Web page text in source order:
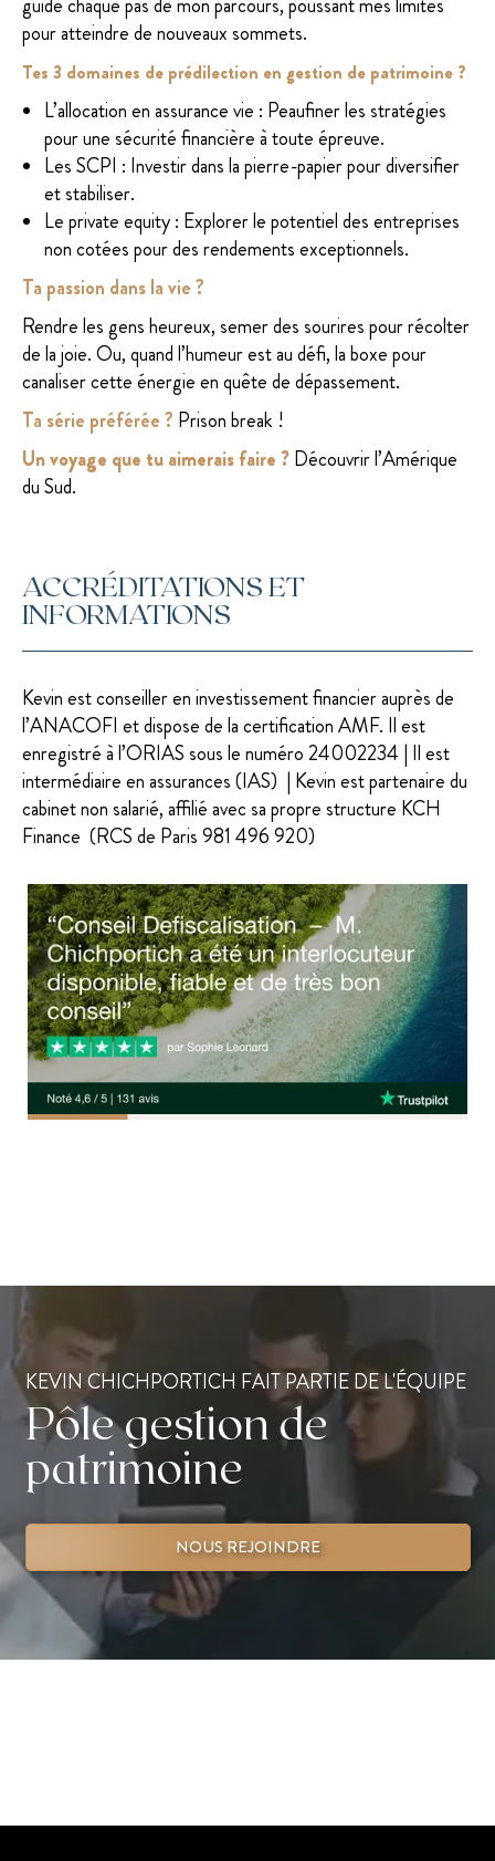
pour atteindre de nouveaux sommets.
Tes 3 domaines de prédilection en gestion de patrimoine ?
L’allocation en assurance vie : Peaufiner les stratégies
pour une sécurité financière à toute épreuve.
Les SCPI : Investir dans la pierre-papier pour diversifier
et stabiliser.
Le private equity : Explorer le potentiel des entreprises
non cotées pour des rendements exceptionnels.
Ta passion dans la vie ?
Rendre les gens heureux, semer des sourires pour récolter
de la joie. Ou, quand l’humeur est au défi, la boxe pour
canaliser cette énergie en quête de dépassement.
Ta série préférée ? Prison break !
Un voyage que tu aimerais faire ?Découvrir l’Amérique
du Sud.
ACCRÉDITATIONS ET
INFORMATIONS
Kevin est conseiller en investissement financier auprès de
l’ANACOFI et dispose de la certification AMF. Il est
enregistré à l’ORIAS sous le numéro 24002234 | Il est
intermédiaire en assurances (IAS) | Kevin est partenaire du
cabinet non salarié, affilié avec sa propre structure KCH
Finance (RCS de Paris 981 496 920)
KEVIN CHICHPORTICH FAIT PARTIE DE L'ÉQUIPE
Pôle gestion de
patrimoine
NOUS REJOINDRE